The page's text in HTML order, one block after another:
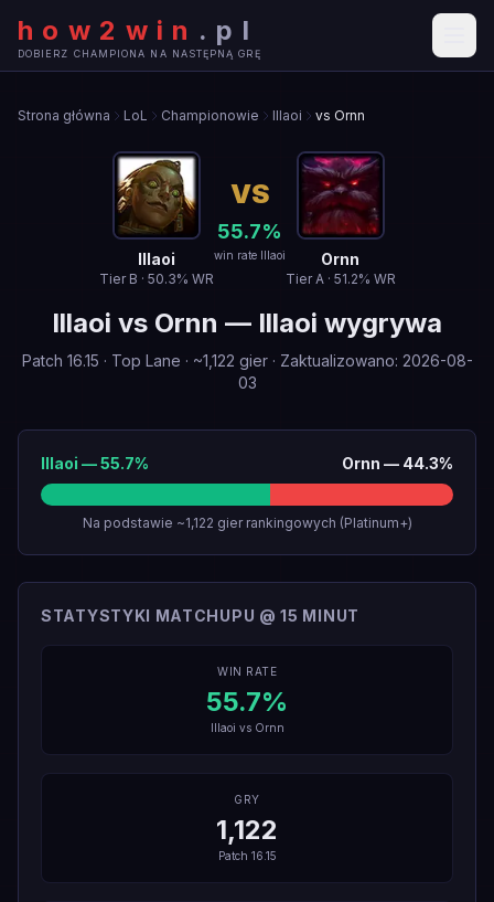
how2win . pl
DOBIERZ CHAMPIONA NA NASTĘPNĄ GRĘ
Strona główna LoL Championowie Illaoi vs Ornn
Illaoi
Tier B · 50.3% WR
VS
55.7%
win rate Illaoi Ornn
TierA· 51.2% WR
Illaoi vs Ornn — Illaoi wygrywa
Patch 16.15 · Top Lane · ~1,122 gier· Zaktualizowano: 2026-08-
03
Illaoi —55.7% Ornn — 44.3%
Na podstawie ~1,122 gier rankingowych (Platinum+)
STATYSTYKI MATCHUPU @ 15 MINUT
WIN RATE
55.7%
Illaoi vs Ornn
GRY
1,122
Patch 16.15